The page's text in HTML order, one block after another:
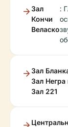
Зал
Кончи
Веласко
:
Зал
Зал Негра
Зал 221